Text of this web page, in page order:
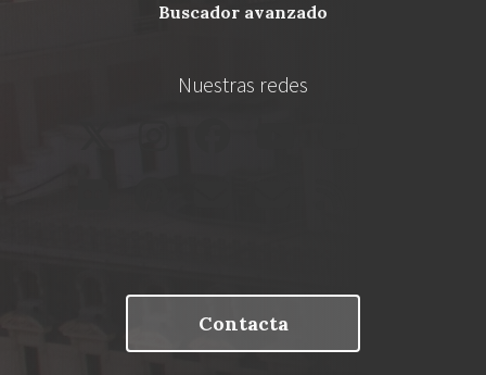
buscador avanzado
Nuestras redes
Contacta